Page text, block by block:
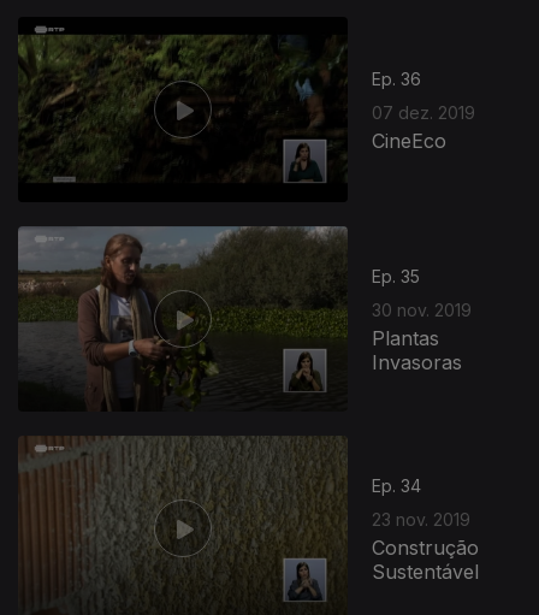
Ep. 36
07 dez. 2019
CineEco
Ep. 35
30 nov. 2019
Plantas
Invasoras
Ep. 34
23 nov. 2019
Construção
Sustentável